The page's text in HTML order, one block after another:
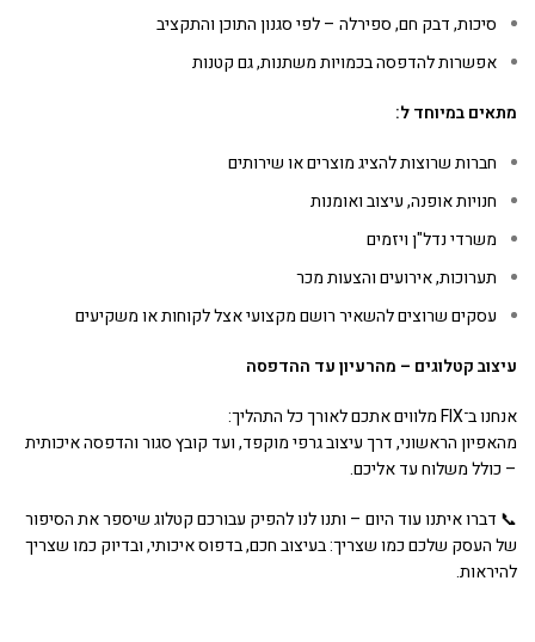
סיכות, דבק חם, ספירלה – לפי סגנון התוכן והתקציב
אפשרות להדפסה בכמויות משתנות, גם קטנות
מתאים במיוחד ל:
חברות שרוצות להציג מוצרים או שירותים
חנויות אופנה, עיצוב ואומנות
משרדי נדל"ן ויזמים
תערוכות, אירועים והצעות מכר
עסקים שרוצים להשאיר רושם מקצועי אצל לקוחות או משקיעים
עיצוב קטלוגים – מהרעיון עד ההדפסה
אנחנו ב־FIX מלווים אתכם לאורך כל התהליך:
מהאפיון הראשוני, דרך עיצוב גרפי מוקפד, ועד קובץ סגור והדפסה איכותית
– כולל משלוח עד אליכם.
📞 דברו איתנו עוד היום – ותנו לנו להפיק עבורכם קטלוג שיספר את הסיפור
של העסק שלכם כמו שצריך: בעיצוב חכם, בדפוס איכותי, ובדיוק כמו שצריך
להיראות.